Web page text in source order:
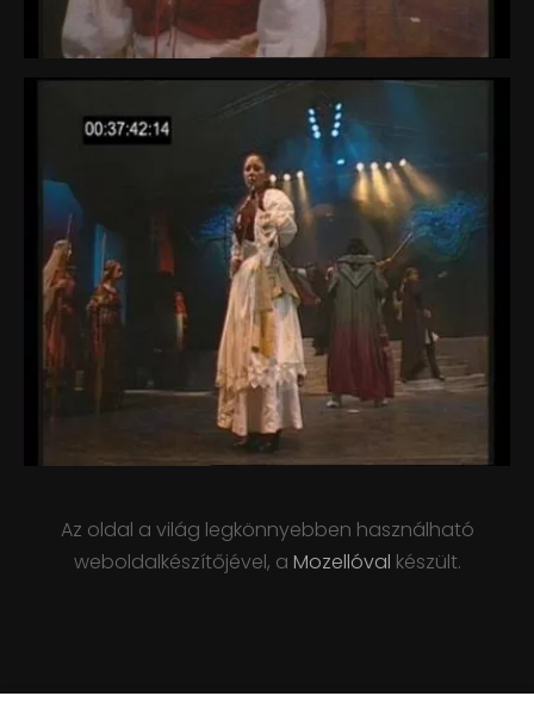
Az oldal a világ legkönnyebben használható
weboldalkészítőjével, a Mozellóval készült.